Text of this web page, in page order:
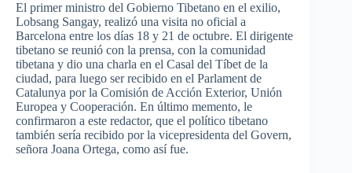
El primer ministro del Gobierno Tibetano en el exilio,
Lobsang Sangay, realizó una visita no oficial a
Barcelona entre los días 18 y 21 de octubre. El dirigente
tibetano se reunió con la prensa, con la comunidad
tibetana y dio una charla en el Casal del Tíbet de la
ciudad, para luego ser recibido en el Parlament de
Catalunya por la Comisión de Acción Exterior, Unión
Europea y Cooperación. En último memento, le
confirmaron a este redactor, que el político tibetano
también sería recibido por la vicepresidenta del Govern,
señora Joana Ortega, como así fue.